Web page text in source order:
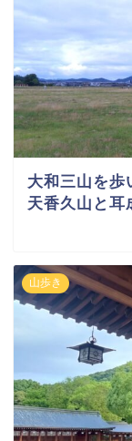
大和三山を歩
天香久山と耳
山歩き